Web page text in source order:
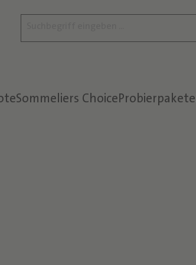
Sommeliers ChoiceProbierpakete